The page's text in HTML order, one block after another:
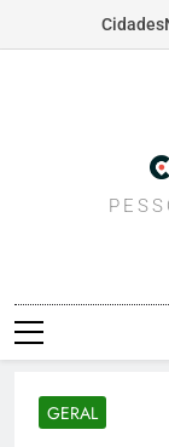
Cidades
GERAL